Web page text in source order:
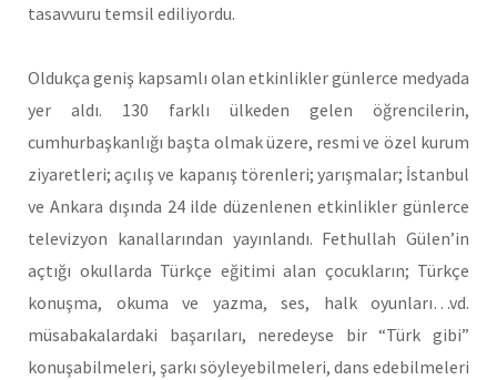
tasavvuru temsil ediliyordu.
Oldukça geniş kapsamlı olan etkinlikler günlerce medyada
yer aldı. 130 farklı ülkeden gelen öğrencilerin,
cumhurbaşkanlığı başta olmak üzere, resmi ve özel kurum
ziyaretleri; açılış ve kapanış törenleri; yarışmalar; İstanbul
ve Ankara dışında 24 ilde düzenlenen etkinlikler günlerce
televizyon kanallarından yayınlandı. Fethullah Gülen’in
açtığı okullarda Türkçe eğitimi alan çocukların; Türkçe
konuşma, okuma ve yazma, ses, halk oyunları…vd.
müsabakalardaki başarıları, neredeyse bir “Türk gibi”
konuşabilmeleri, şarkı söyleyebilmeleri, dans edebilmeleri